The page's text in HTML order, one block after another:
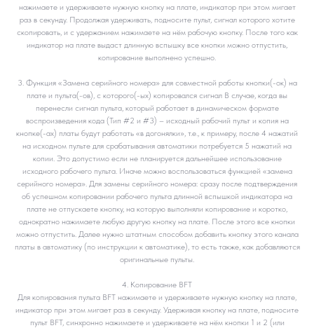
нажимаете и удерживаете нужную кнопку на плате, индикатор при этом мигает
раз в секунду. Продолжая удерживать, подносите пульт, сигнал которого хотите
скопировать, и с удержанием нажимаете на нём рабочую кнопку. После того как
индикатор на плате выдаст длинную вспышку все кнопки можно отпустить,
копирование выполнено успешно.
3. Функция «Замена серийного номера» для совместной работы кнопки(-ок) на
плате и пульта(-ов), с которого(-ых) копировался сигнал В случае, когда вы
перенесли сигнал пульта, который работает в динамическом формате
воспроизведения кода (Тип #2 и #3) – исходный рабочий пульт и копия на
кнопке(-ах) платы будут работать «в догонялки», т.е., к примеру, после 4 нажатий
на исходном пульте для срабатывания автоматики потребуется 5 нажатий на
копии. Это допустимо если не планируется дальнейшее использование
исходного рабочего пульта. Иначе можно воспользоваться функцией «замена
серийного номера». Для замены серийного номера: сразу после подтверждения
об успешном копировании рабочего пульта длинной вспышкой индикатора на
плате не отпускаете кнопку, на которую выполняли копирование и коротко,
однократно нажимаете любую другую кнопку на плате. После этого все кнопки
можно отпустить. Далее нужно штатным способом добавить кнопку этого канала
платы в автоматику (по инструкции к автоматике), то есть также, как добавляются
оригинальные пульты.
4. Копирование BFT
Для копирования пульта BFT нажимаете и удерживаете нужную кнопку на плате,
индикатор при этом мигает раз в секунду. Удерживая кнопку на плате, подносите
пульт BFT, синхронно нажимаете и удерживаете на нём кнопки 1 и 2 (или